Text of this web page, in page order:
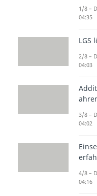
In
1/8 –
04:35
LGS
2/8 –
04:03
3/8 –
04:02
4/8 –
04:16